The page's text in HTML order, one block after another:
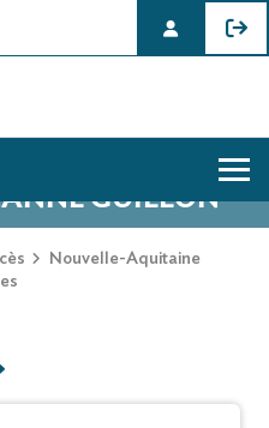
GUILLON
Nouvelle-Aquitaine